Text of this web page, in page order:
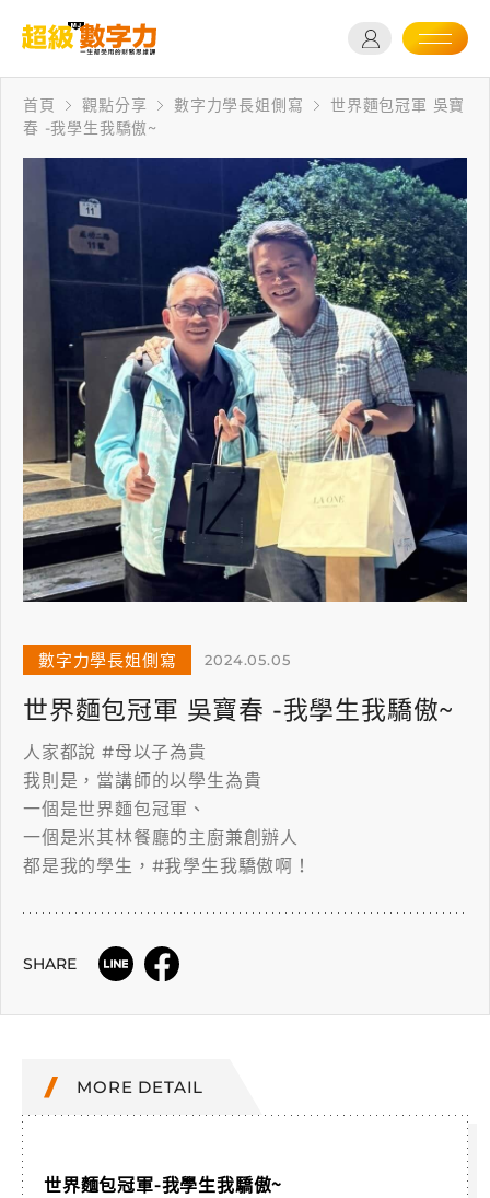
首頁 觀點分享 數字力學長姐側寫
世界麵包冠軍 吳寶
春 -我學生我驕傲~
數字力學長姐側寫 2024.05.05
世界麵包冠軍 吳寶春 -我學生我驕傲~
人家都說 #母以子為貴
我則是，當講師的以學生為貴
一個是世界麵包冠軍、
一個是米其林餐廳的主廚兼創辦人
都是我的學生，#我學生我驕傲啊！
SHARE
MORE DETAIL
世界麵包冠軍-我學生我驕傲~